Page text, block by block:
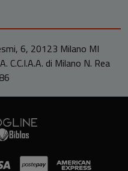
6, 20123 Milano MI
C.C.I.A.A. di Milano N. Rea